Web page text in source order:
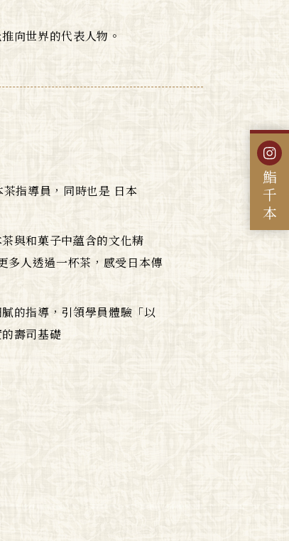
向世界的代表人物。
指導員，同時也是 日本
與和菓子中蘊含的文化精
多人透過一杯茶，感受日本傳
的指導，引領學員體驗「以
壽司基礎
鮨千本